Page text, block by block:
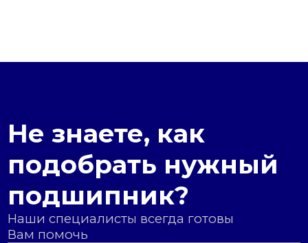
Не знаете, как
подобрать нужный
подшипник?
Наши специалисты всегда готовы
Вам помочь